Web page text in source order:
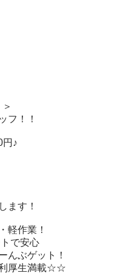
フ！！
♪
ます！
軽作業！
タートで安心
」ぜーんぶゲット！
利厚生満載☆☆